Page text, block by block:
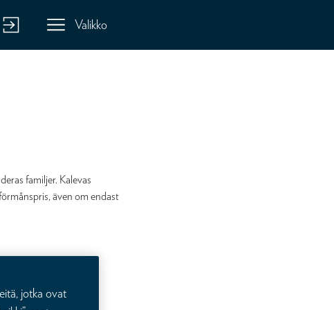
Valikko
familjer. Kalevas
även om endast
jotka ovat